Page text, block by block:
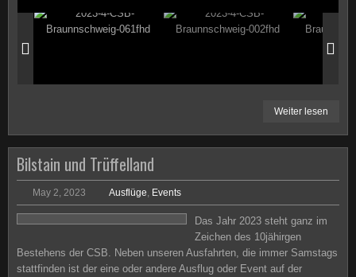
Weiter lesen
Bilstain und Trüffelland
May 2, 2023 Ausflüge, Events
Das Jahr 2023 steht ganz im
Zeichen des 10jähirgen
Bestehens der CSB. Neben unseren Ausfahrten, die immer Samstags
stattfinden ist der eine oder andere Ausflug oder Event auf der